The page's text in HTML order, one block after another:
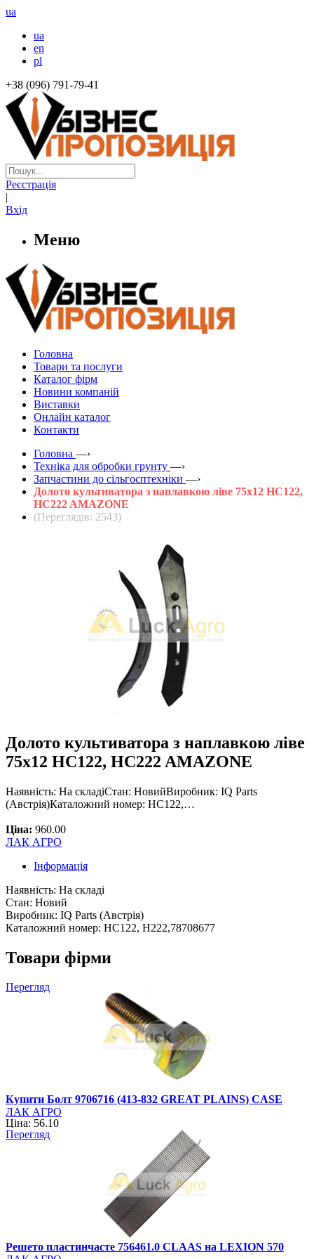
ua
ua
en
pl
+38 (096) 791-79-41
Реєстрація
|
Вхід
Меню
Головна
Товари та послуги
Каталог фірм
Новини компаній
Виставки
Онлайн каталог
Контакти
Головна —›
Техніка для обробки грунту —›
Запчастини до сільгосптехніки —›
Долото культиватора з наплавкою ліве 75x12 HC122,
HC222 AMAZONE
(Переглядів: 2543)
Долото культиватора з наплавкою ліве
75x12 HC122, HC222 AMAZONE
Наявність: На складіСтан: НовийВиробник: IQ Parts
(Австрія)Каталожний номер: HC122,…
Ціна: 960.00
ЛАК АГРО
Інформація
Наявність: На складі
Стан: Новий
Виробник: IQ Parts (Австрія)
Каталожний номер: HC122, H222,78708677
Товари фірми
Перегляд
Купити Болт 9706716 (413-832 GREAT PLAINS) CASE
ЛАК АГРО
Ціна: 56.10
Перегляд
Решето пластинчасте 756461.0 CLAAS на LEXION 570